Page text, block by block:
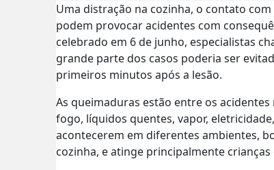
Uma distração na cozinha, o contato
podem provocar acidentes com
celebrado em 6 de junho, especialistas
grande parte dos casos poderia ser
primeiros minutos após a lesão.
As queimaduras estão entre os
fogo, líquidos quentes, vapor,
acontecerem em diferentes ambientes,
cozinha, e atinge principalmente